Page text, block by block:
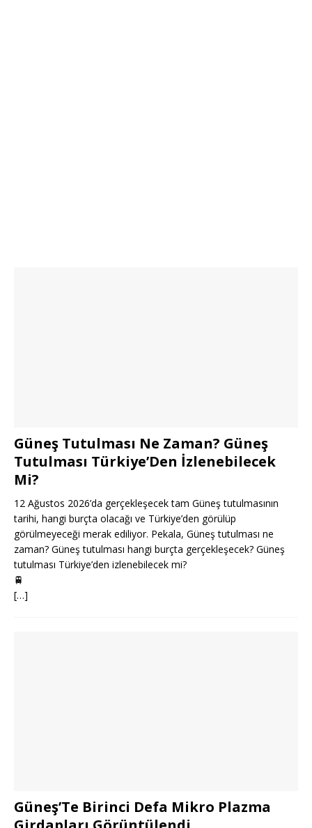
Güneş Tutulması Ne Zaman? Güneş
Tutulması Türkiye’Den İzlenebilecek
Mi?
12 Ağustos 2026’da gerçekleşecek tam Güneş tutulmasının
tarihi, hangi burçta olacağı ve Türkiye’den görülüp
görülmeyeceği merak ediliyor. Pekala, Güneş tutulması ne
zaman? Güneş tutulması hangi burçta gerçekleşecek? Güneş
tutulması Türkiye’den izlenebilecek mi?
🚆
[…]
Güneş’Te Birinci Defa Mikro Plazma